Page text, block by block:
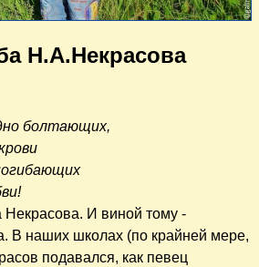
Н.А.Некрасова
болтающих,
Некрасова. И виной тому -
В наших школах (по крайней мере,
подавался, как певец